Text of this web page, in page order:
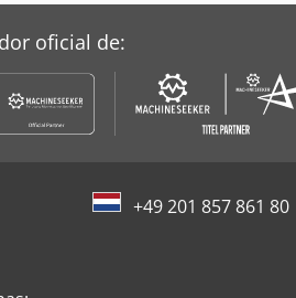
oficial de:
+49 201 857 861 80